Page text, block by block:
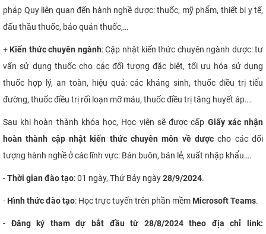
pháp Quy liên quan đến hành nghề dược: thuốc, mỹ phẩm, thiết bị y tế,
đấu thầu thuốc, bảo quản thuốc,…
+ Kiến thức chuyên ngành: Cập nhật kiến thức chuyên ngành dược: tư
vấn sử dụng thuốc cho các đối tượng đặc biệt, tối ưu hóa sử dụng
thuốc hợp lý, an toàn, hiệu quả: các kháng sinh, thuốc điều trị tiểu
đường, thuốc điều trị rối loạn mỡ máu, thuốc điều trị tăng huyết áp….
Sau khi hoàn thành khóa học, Học viên sẽ được cấp Giấy xác nhận
hoàn thành cập nhật kiến thức chuyên môn về dược cho các đối
tượng hành nghề ở các lĩnh vực: Bán buôn, bán lẻ, xuất nhập khẩu….
-Thời gian đào tạo: 01 ngày, Thứ Bảy ngày28/9/2024.
- Hình thức đào tạo: Học trực tuyến trên phần mềm Microsoft Teams.
-Đăngký tham dự bắt đầu từ 28/8/2024 theo địa chỉ link: